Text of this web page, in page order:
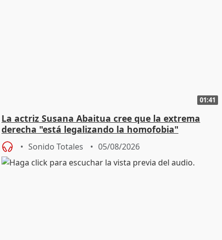
01:41
La actriz Susana Abaitua cree que la extrema
derecha "está legalizando la homofobia"
Sonido Totales 05/08/2026